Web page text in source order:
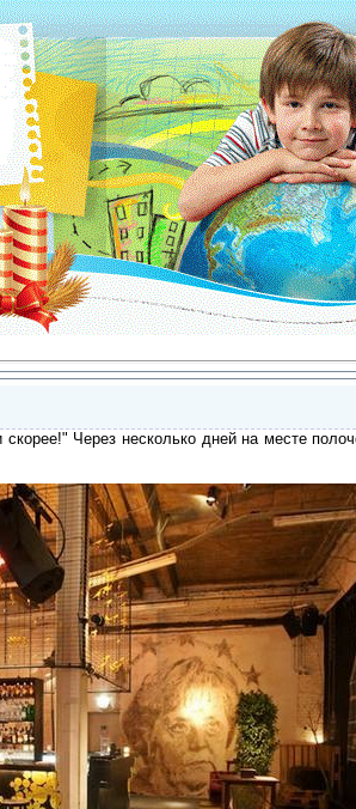
Через несколько дней на месте